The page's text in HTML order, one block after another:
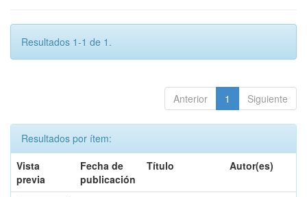
Resultados 1-1 de 1.
Anterior 1 Siguiente
Resultados por ítem:
Vista
previa
Fecha de
publicación
Título Autor(es)